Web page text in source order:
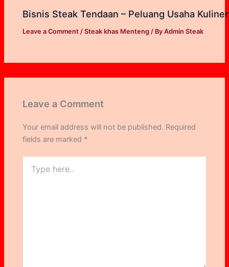
Bisnis Steak Tendaan – Peluang Usaha
Leave a Comment /Steak khas Menteng / ByAdmin Steak
Leave a Comment
Your email address will not be published. Required
fields are marked *
here..